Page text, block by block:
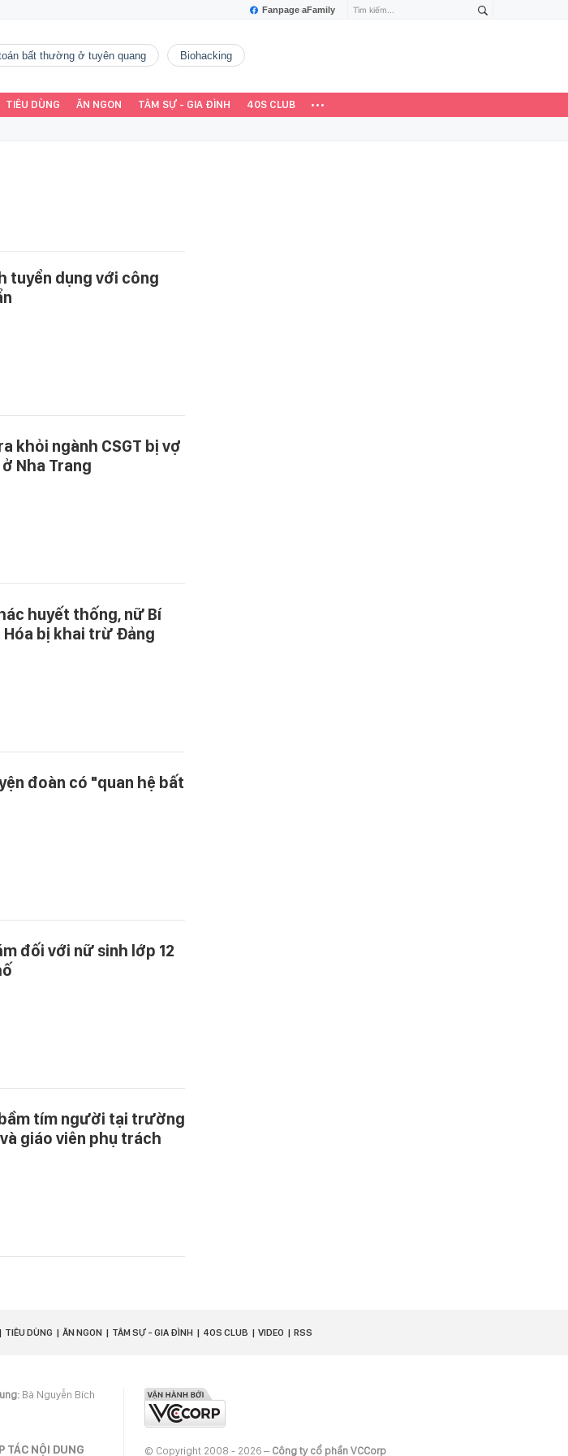
Fanpage aFamily
toán bất thường ở tuyên quang Biohacking
TIÊU DÙNG ĂN NGON TÂM SỰ - GIA ĐÌNH 40S CLUB
tuyển dụng với công
khỏi ngành CSGT bị vợ
Nha Trang
huyết thống, nữ Bí
bị khai trừ Đảng
đoàn có "quan hệ bất
đối với nữ sinh lớp 12
tím người tại trường
giáo viên phụ trách
TIÊU DÙNG ĂN NGON TÂM SỰ - GIA ĐÌNH 40S CLUB VIDEO RSS
Bà Nguyễn Bích
TÁC NỘI DUNG © Copyright 2008 - 2026 – Công ty cổ phần VCCorp